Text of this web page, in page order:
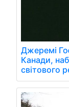
Джеремі
Канади,
світового